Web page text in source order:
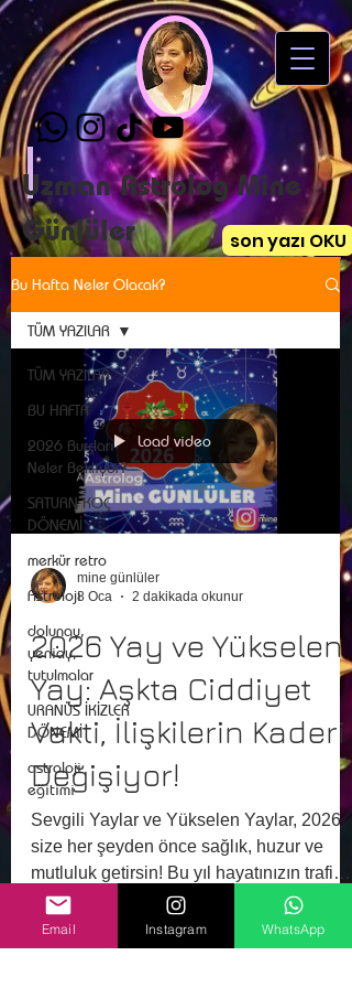
Uzman Astrolog Mine
Günlüler
son yazı OKU
Bu Hafta Neler Olacak?
TÜM YAZILAR
BU HAFTA
2026 Burçları
Neler Bekliyor?
SATURN KOÇ
DÖNEMİ
merkür retro
Astroloji
dolunay,
yeniay,
tutulmalar
URANÜS İKİZLER
DÖNEMİ
astroloji
eğitimi
TÜM YAZILAR
Load video
mine günlüler
8 Oca
2 dakikada okunur
2026 Yay ve Yükselen
Yay: Aşkta Ciddiyet
Vakti, İlişkilerin Kaderi
Değişiyor!
Sevgili Yaylar ve Yükselen Yaylar, 2026
size her şeyden önce sağlık, huzur ve
mutluluk getirsin! Bu yıl hayatınızın trafiği,
rutini ve ilişkilerinizin kaderi değişiyor.
Tutulmaların, Jüpiter’in, Satürn’ün ve
Uranüs’ün etkisiyle oldukça koşturmalı
Email Instagram WhatsApp